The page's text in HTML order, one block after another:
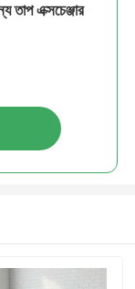
তাপ এক্সচেঞ্জার